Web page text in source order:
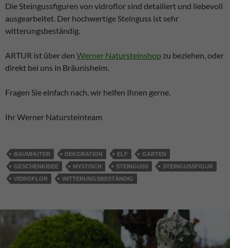
Die Steingussfiguren von vidroflor sind detailiert und liebevoll
ausgearbeitet. Der hochwertige Steinguss ist sehr
witterungsbeständig.
ARTUR ist über den Werner Natursteinshop zu beziehen, oder
direkt bei uns in Bräunisheim.
Fragen Sie einfach nach, wir helfen Ihnen gerne.
Ihr Werner Natursteinteam
BAUMHÜTER DEKORATION ELF
GARTEN
GESCHENKIDEE
MYSTISCH STEINGUSS
STEINGUSSFIGUR
VIDROFLOR
WITTERUNGSBESTÄNDIG